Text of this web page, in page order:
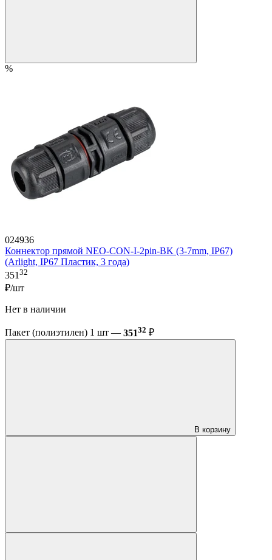
%
024936
Коннектор прямой NEO-CON-I-2pin-BK (3-7mm, IP67)
(Arlight, IP67 Пластик, 3 года)
35132
₽/шт
Нет в наличии
Пакет (полиэтилен) 1 шт — 35132 ₽
В корзину